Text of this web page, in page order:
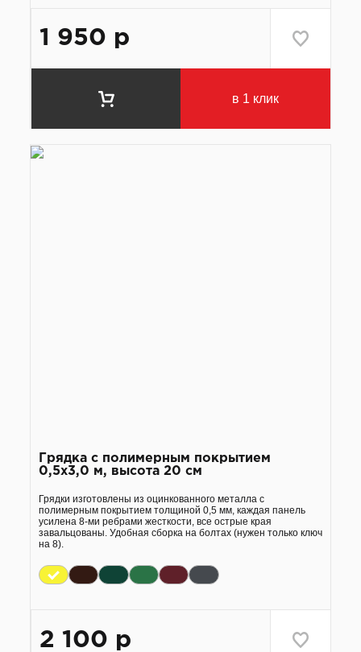
1 950 р
в 1 клик
Грядка с полимерным покрытием
0,5х3,0 м, высота 20 см
Грядки изготовлены из оцинкованного металла с
полимерным покрытием толщиной 0,5 мм, каждая панель
усилена 8-ми ребрами жесткости, все острые края
завальцованы. Удобная сборка на болтах (нужен только ключ
на 8).
2 100 р